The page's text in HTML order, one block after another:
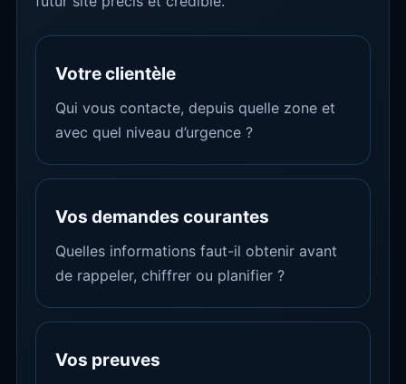
Votre clientèle
Qui vous contacte, depuis quelle zone et
avec quel niveau d’urgence ?
Vos demandes courantes
Quelles informations faut-il obtenir avant
de rappeler, chiffrer ou planifier ?
Vos preuves